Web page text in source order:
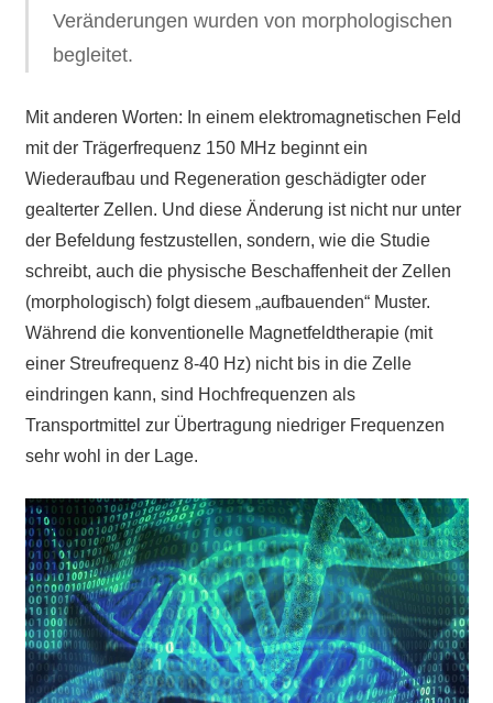
Veränderungen wurden von morphologischen
begleitet.
Mit anderen Worten: In einem elektromagnetischen Feld
mit der Trägerfrequenz 150 MHz beginnt ein
Wiederaufbau und Regeneration geschädigter oder
gealterter Zellen. Und diese Änderung ist nicht nur unter
der Befeldung festzustellen, sondern, wie die Studie
schreibt, auch die physische Beschaffenheit der Zellen
(morphologisch) folgt diesem „aufbauenden“ Muster.
Während die konventionelle Magnetfeldtherapie (mit
einer Streufrequenz 8-40 Hz) nicht bis in die Zelle
eindringen kann, sind Hochfrequenzen als
Transportmittel zur Übertragung niedriger Frequenzen
sehr wohl in der Lage.